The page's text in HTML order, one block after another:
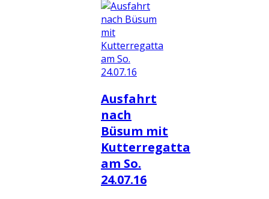
Ausfahrt
nach
Büsum mit
Kutterregatta
am So.
24.07.16